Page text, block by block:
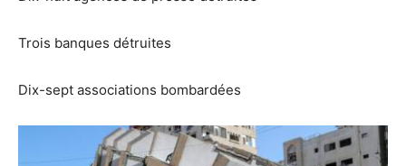
Trois banques détruites
Dix-sept associations bombardées